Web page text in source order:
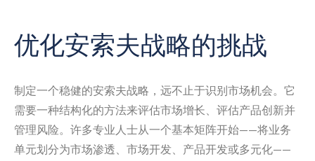
优化安索夫战略的挑战
制定一个稳健的安索夫战略，远不止于识别市场机会。它
需要一种结构化的方法来评估市场增长、评估产品创新并
管理风险。许多专业人士从一个基本矩阵开始——将业务
单元划分为市场渗透、市场开发、产品开发或多元化——